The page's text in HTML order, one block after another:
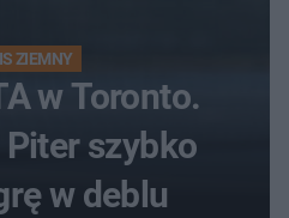
ZIEMNY
w Toronto.
szybko
w deblu